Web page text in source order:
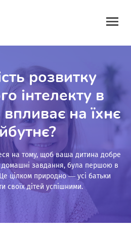
розвитку
інтелекту в
на їхнє
на тому, щоб ваша дитина добре
домашні завдання, була першою в
цілком природно — усі батьки
своїх дітей успішними.